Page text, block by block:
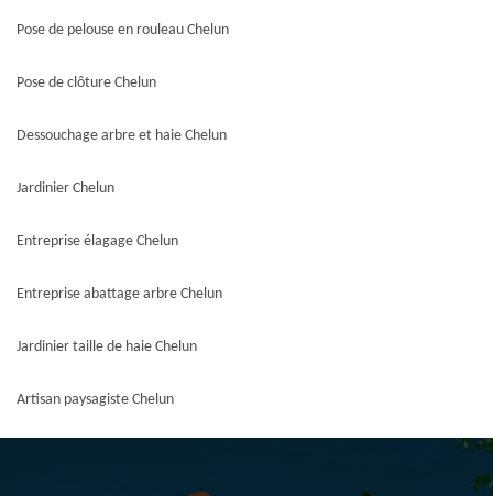
Pose de pelouse en rouleau Chelun
Pose de clôture Chelun
Dessouchage arbre et haie Chelun
Jardinier Chelun
Entreprise élagage Chelun
Entreprise abattage arbre Chelun
Jardinier taille de haie Chelun
Artisan paysagiste Chelun